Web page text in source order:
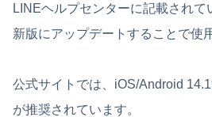
LINEヘルプセンターに記載されて
新版にアップデートすることで使
公式サイトでは、iOS/Android
が推奨されています。